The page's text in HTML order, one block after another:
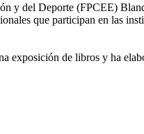
y del Deporte (FPCEE)
que participan en las
exposición de libros y ha